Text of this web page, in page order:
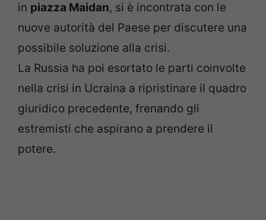
in piazza Maidan, si è incontrata con le
nuove autorità del Paese per discutere una
possibile soluzione alla crisi.
La Russia ha poi esortato le parti coinvolte
nella crisi in Ucraina a ripristinare il quadro
giuridico precedente, frenando gli
estremisti che aspirano a prendere il
potere.